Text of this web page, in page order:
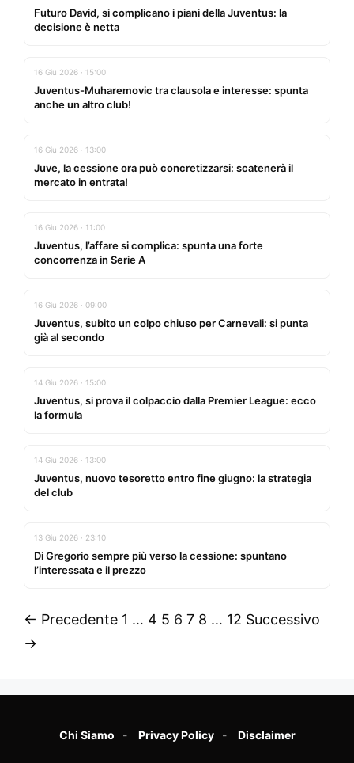
Futuro David, si complicano i piani della Juventus: la
decisione è netta
16 Giu 2026 · 15:00
Juventus-Muharemovic tra clausola e interesse: spunta
anche un altro club!
16 Giu 2026 · 13:00
Juve, la cessione ora può concretizzarsi: scatenerà il
mercato in entrata!
16 Giu 2026 · 11:00
Juventus, l’affare si complica: spunta una forte
concorrenza in Serie A
16 Giu 2026 · 09:00
Juventus, subito un colpo chiuso per Carnevali: si punta
già al secondo
14 Giu 2026 · 15:00
Juventus, si prova il colpaccio dalla Premier League: ecco
la formula
14 Giu 2026 · 13:00
Juventus, nuovo tesoretto entro fine giugno: la strategia
del club
13 Giu 2026 · 23:10
Di Gregorio sempre più verso la cessione: spuntano
l’interessata e il prezzo
← Precedente 1 … 4 5 6 7 8 … 12 Successivo
→
Chi Siamo Privacy Policy Disclaimer